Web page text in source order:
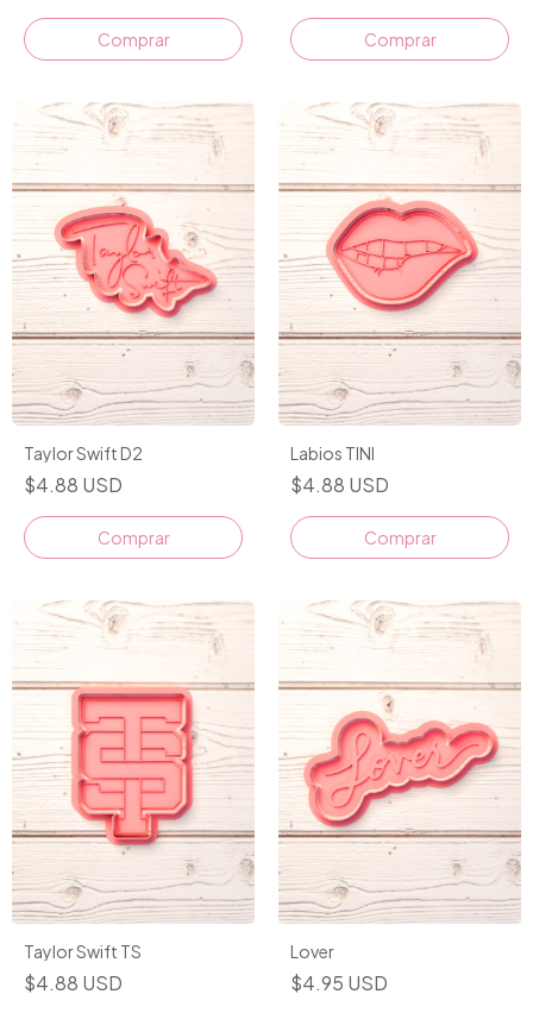
Comprar Comprar
Taylor Swift D2
$4.88 USD
Comprar
Labios TINI
$4.88 USD
Comprar
Taylor Swift TS
$4.88 USD
Lover
$4.95 USD